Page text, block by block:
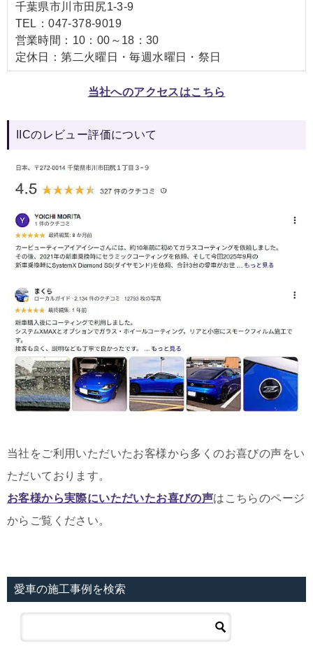
千葉県市川市田尻1-3-9
TEL：047-378-9019
営業時間：10：00～18：30
定休日：第二火曜日・毎週水曜日・祭日
当社へのアクセスはこちら
IICのレビュー評価について
当社をご利用いただいたお客様から多くのお喜びの声をい
ただいております。
お客様から実際にいただいたお喜びの声はこちらのページ
からご覧ください。
愛車の施工事例を検索